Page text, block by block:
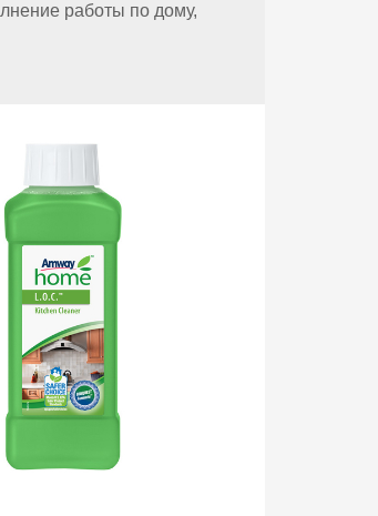
работы по дому,